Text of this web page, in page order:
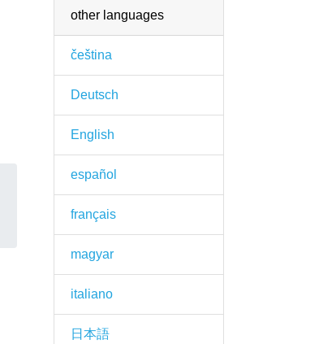
other languages
čeština
Deutsch
English
español
français
magyar
italiano
日本語